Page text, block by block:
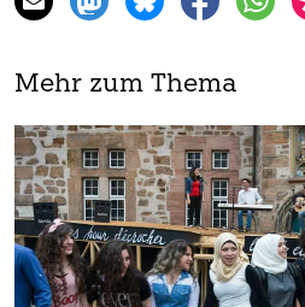
Mehr zum Thema